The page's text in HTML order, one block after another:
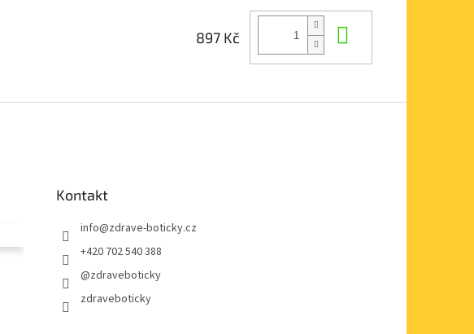
897 Kč
Kontakt
info@zdrave-boticky.cz
+420 702 540 388
@zdraveboticky
zdraveboticky